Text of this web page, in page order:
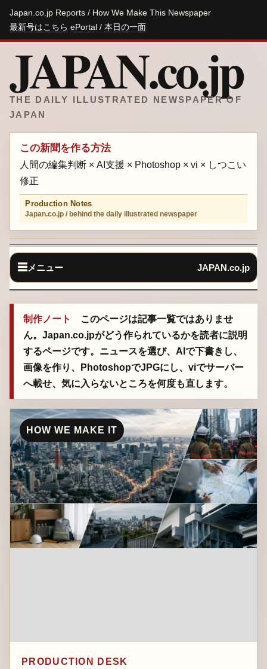
Japan.co.jp Reports / How We Make This Newspaper
最新号はこちら ePortal / 本日の一面
JAPAN.co.jp
THE DAILY ILLUSTRATED NEWSPAPER OF
JAPAN
この新聞を作る方法
人間の編集判断 × AI支援 × Photoshop × vi × しつこい
修正
Production Notes
Japan.co.jp / behind the daily illustrated newspaper
メニュー JAPAN.co.jp
制作ノート
このページは記事一覧ではありませ
ん。Japan.co.jpがどう作られているかを読者に説明
するページです。ニュースを選び、AIで下書きし、
画像を作り、PhotoshopでJPGにし、viでサーバー
へ載せ、気に入らないところを何度も直します。
HOW WE MAKE IT
PRODUCTION DESK